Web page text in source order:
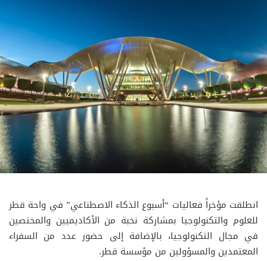
انطلقت مؤخراً فعاليات “أسبوع الذكاء الاصطناعي” في واحة قطر
للعلوم والتكنولوجيا بمشاركة نخبة من الأكاديميين والمختصين
في مجال التكنولوجيا، بالإضافة إلى حضور عدد من السفراء
المعتمدين والمسؤولين من مؤسسة قطر.